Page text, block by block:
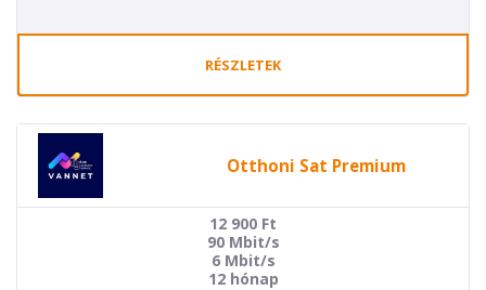
RÉSZLETEK
Otthoni Sat Premium
12 900 Ft
90 Mbit/s
6 Mbit/s
12 hónap